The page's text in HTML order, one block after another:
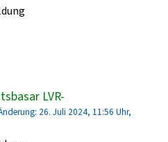
LVR-
26. Juli 2024, 11:56 Uhr,